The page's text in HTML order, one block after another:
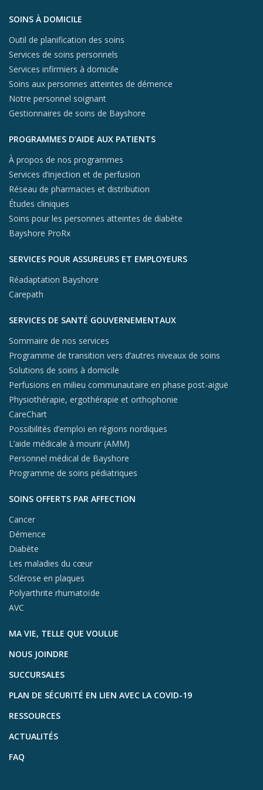
Aller au contenu du pied de page
SOINS À DOMICILE
Outil de planification des soins
Services de soins personnels
Services infirmiers à domicile
Soins aux personnes atteintes de démence
Notre personnel soignant
Gestionnaires de soins de Bayshore
PROGRAMMES D’AIDE AUX PATIENTS
À propos de nos programmes
Services d’injection et de perfusion
Réseau de pharmacies et distribution
Études cliniques
Soins pour les personnes atteintes de diabète
Bayshore ProRx
SERVICES POUR ASSUREURS ET EMPLOYEURS
Réadaptation Bayshore
Carepath
SERVICES DE SANTÉ GOUVERNEMENTAUX
Sommaire de nos services
Programme de transition vers d’autres niveaux de soins
Solutions de soins à domicile
Perfusions en milieu communautaire en phase post-aiguë
Physiothérapie, ergothérapie et orthophonie
CareChart
Possibilités d’emploi en régions nordiques
L’aide médicale à mourir (AMM)
Personnel médical de Bayshore
Programme de soins pédiatriques
SOINS OFFERTS PAR AFFECTION
Cancer
Démence
Diabète
Les maladies du cœur
Sclérose en plaques
Polyarthrite rhumatoïde
AVC
MA VIE, TELLE QUE VOULUE
NOUS JOINDRE
SUCCURSALES
PLAN DE SÉCURITÉ EN LIEN AVEC LA COVID-19
RESSOURCES
ACTUALITÉS
FAQ